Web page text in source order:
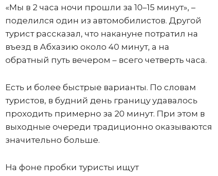
«Мы в 2 часа ночи прошли за 10–15 минут», –
поделился один из автомобилистов. Другой
турист рассказал, что накануне потратил на
въезд в Абхазию около 40 минут, а на
обратный путь вечером – всего четверть часа.
Есть и более быстрые варианты. По словам
туристов, в будний день границу удавалось
проходить примерно за 20 минут. При этом в
выходные очереди традиционно оказываются
значительно больше.
На фоне пробки туристы ищут